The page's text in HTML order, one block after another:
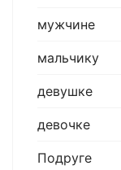
мужчине
мальчику
девушке
девочке
Подруге